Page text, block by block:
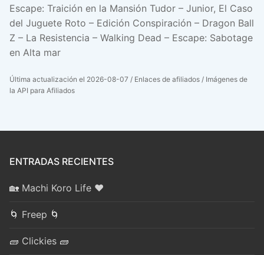
Escape: Traición en la Mansión Tudor – Junior, El Caso
del Juguete Roto – Edición Conspiración – Dragon Ball
Z – La Resistencia – Walking Dead – Escape: Sabotage
en Alta mar
Última actualización el 2026-08-07 / Enlaces de afiliados / Imágenes de
la API para Afiliados
ENTRADAS RECIENTES
🏡 Machi Koro Life ❤️
🌀 Freep 🌀
🧱 Clickies 🧱